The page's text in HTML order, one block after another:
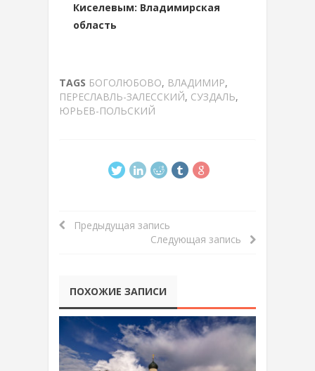
Киселевым: Владимирская
область
TAGS БОГОЛЮБОВО, ВЛАДИМИР,
ПЕРЕСЛАВЛЬ-ЗАЛЕССКИЙ, СУЗДАЛЬ,
ЮРЬЕВ-ПОЛЬСКИЙ
Предыдущая запись
Следующая запись
ПОХОЖИЕ ЗАПИСИ